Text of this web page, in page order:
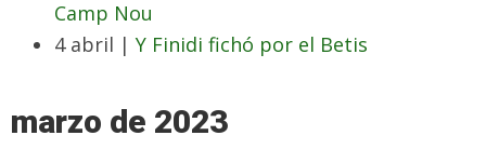
Camp Nou
4 abril | Y Finidi fichó por el Betis
marzo de 2023